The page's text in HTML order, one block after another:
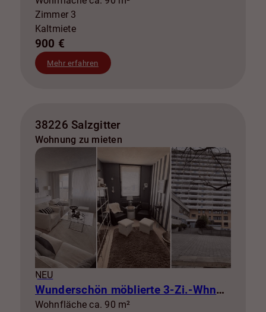
Zimmer 3
Kaltmiete
900 €
Mehr erfahren
38226 Salzgitter
Wohnung zu mieten
NEU
Wunderschön möblierte 3-Zi.-Whng mit Balkon zur Miete! SZ-Lebenstedt
Wohnfläche ca. 90 m²